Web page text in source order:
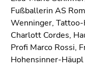
Fußballerin AS
Wenninger,
Charlott Cordes,
Profi Marco Rossi,
Hohensinner-